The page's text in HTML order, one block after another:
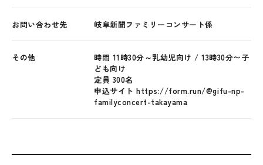
お問い合わせ先 岐阜新聞ファミリーコンサート係
その他
時間 11時30分～乳幼児向け / 13時30分〜子
ども向け
定員 300名
申込サイト https://form.run/@gifu-np-
familyconcert-takayama